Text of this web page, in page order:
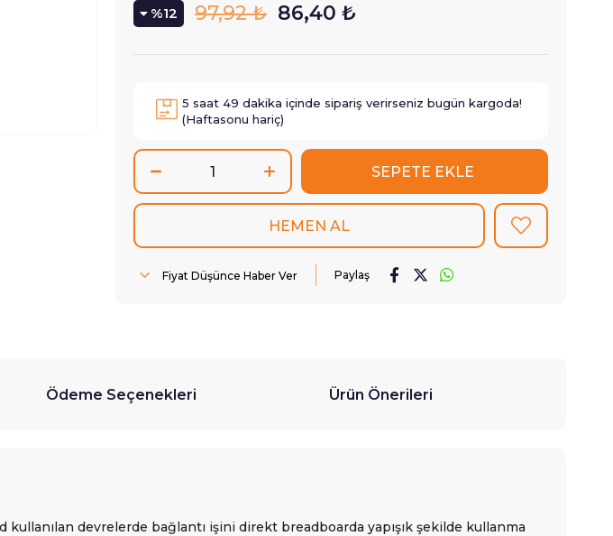
12 97,92 ₺ 86,40 ₺
5 saat 49 dakika içinde sipariş verirseniz bugün kargoda!
(Haftasonu hariç)
Fiyat Düşünce Haber Ver Paylaş
Ödeme Seçenekleri Ürün Önerileri
kullanılan devrelerde bağlantı işini direkt breadboarda yapışık şekilde kullanma